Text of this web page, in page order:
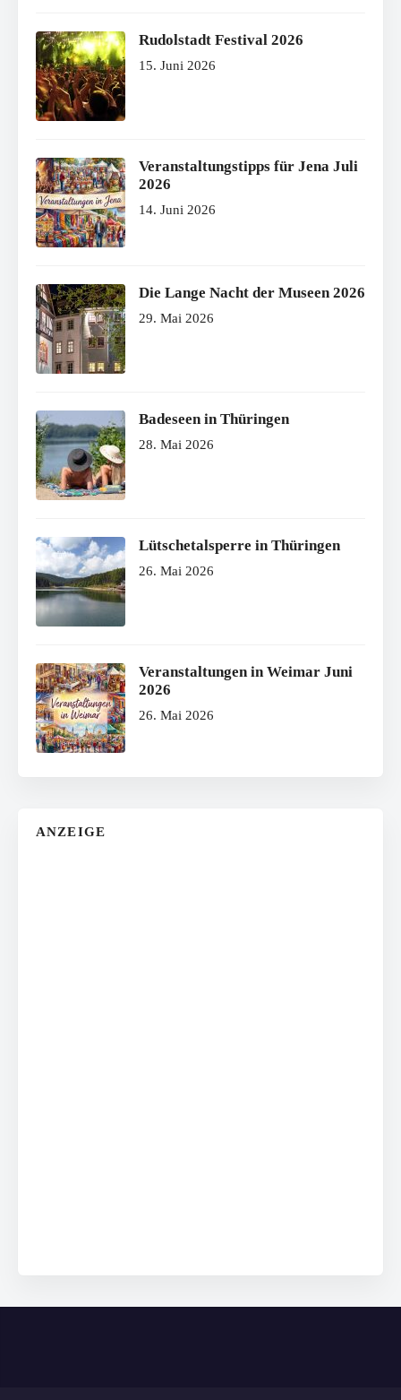
Rudolstadt Festival 2026
15. Juni 2026
Veranstaltungstipps für Jena Juli
2026
14. Juni 2026
Die Lange Nacht der Museen 2026
29. Mai 2026
Badeseen in Thüringen
28. Mai 2026
Lütschetalsperre in Thüringen
26. Mai 2026
Veranstaltungen in Weimar Juni
2026
26. Mai 2026
ANZEIGE